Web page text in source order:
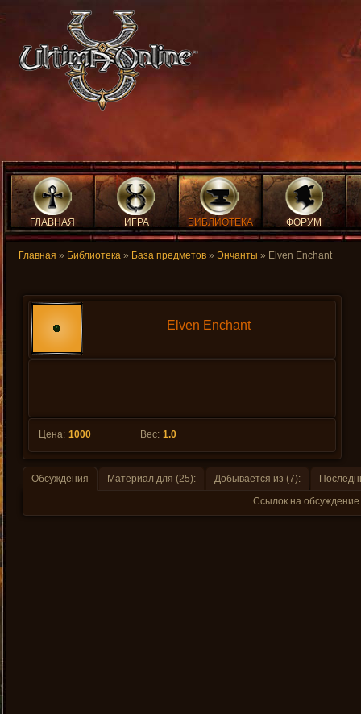
ГЛАВНАЯ ИГРА БИБЛИОТЕКА ФОРУМ
Главная » Библиотека » База предметов » Энчанты » Elven Enchant
Elven Enchant
Цена: 1000 Вес: 1.0
Обсуждения Материал для (25): Добывается из (7):
Ссылок на